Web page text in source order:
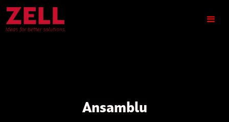
Ansamblu